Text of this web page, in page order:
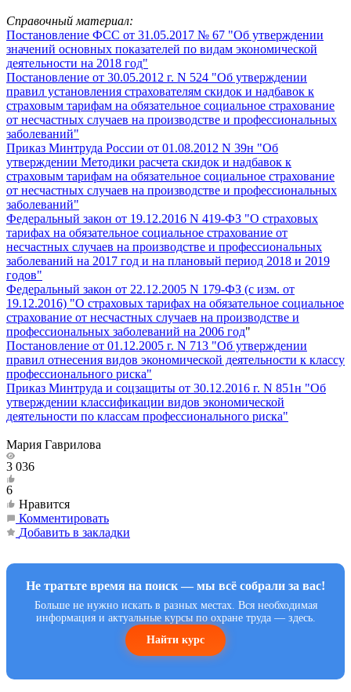
Справочный материал:
Постановление ФСС от 31.05.2017 № 67 "Об утверждении
значений основных показателей по видам экономической
деятельности на 2018 год"
Постановление от 30.05.2012 г. N 524 "Об утверждении
правил установления страхователям скидок и надбавок к
страховым тарифам на обязательное социальное страхование
от несчастных случаев на производстве и профессиональных
заболеваний"
Приказ Минтруда России от 01.08.2012 N 39н "Об
утверждении Методики расчета скидок и надбавок к
страховым тарифам на обязательное социальное страхование
от несчастных случаев на производстве и профессиональных
заболеваний"
Федеральный закон от 19.12.2016 N 419-ФЗ "О страховых
тарифах на обязательное социальное страхование от
несчастных случаев на производстве и профессиональных
заболеваний на 2017 год и на плановый период 2018 и 2019
годов"
Федеральный закон от 22.12.2005 N 179-ФЗ (с изм. от
19.12.2016) "О страховых тарифах на обязательное социальное
страхование от несчастных случаев на производстве и
профессиональных заболеваний на 2006 год"
Постановление от 01.12.2005 г. N 713 "Об утверждении
правил отнесения видов экономической деятельности к классу
профессионального риска"
Приказ Минтруда и соцзащиты от 30.12.2016 г. N 851н "Об
утверждении классификации видов экономической
деятельности по классам профессионального риска"
Мария Гаврилова
3 036
6
Нравится
Комментировать
Добавить в закладки
Не тратьте время на поиск — мы всё собрали за вас!
Больше не нужно искать в разных местах. Вся необходимая
информация и актуальные курсы по охране труда — здесь.
Найти курс